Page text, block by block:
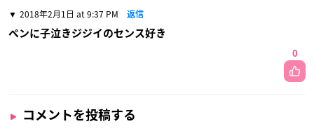
2018年2月1日 at 9:37 PM 返信
ペンに子泣きジジイのセンス好き
0
コメントを投稿する